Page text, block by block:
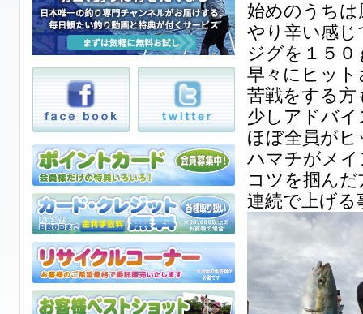
始めのうち
やり辛い感
ジグを１５０
早々にヒッ
苦戦をする
少しアドバ
ほぼ全員が
ハマチがメ
コツを掴ん
連続で上げる